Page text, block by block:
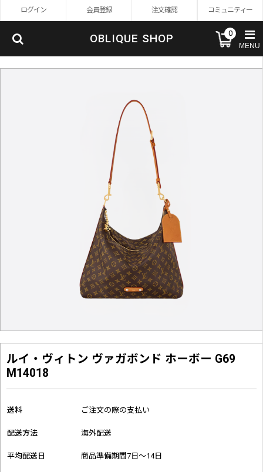
ログイン 会員登録 注文確認 コミュニティー
OBLIQUE SHOP 0
MENU
ルイ・ヴィトン ヴァガボンド ホーボー G69
M14018
送料 ご注文の際の支払い
配送方法 海外配送
平均配送日 商品準備期間7日～14日